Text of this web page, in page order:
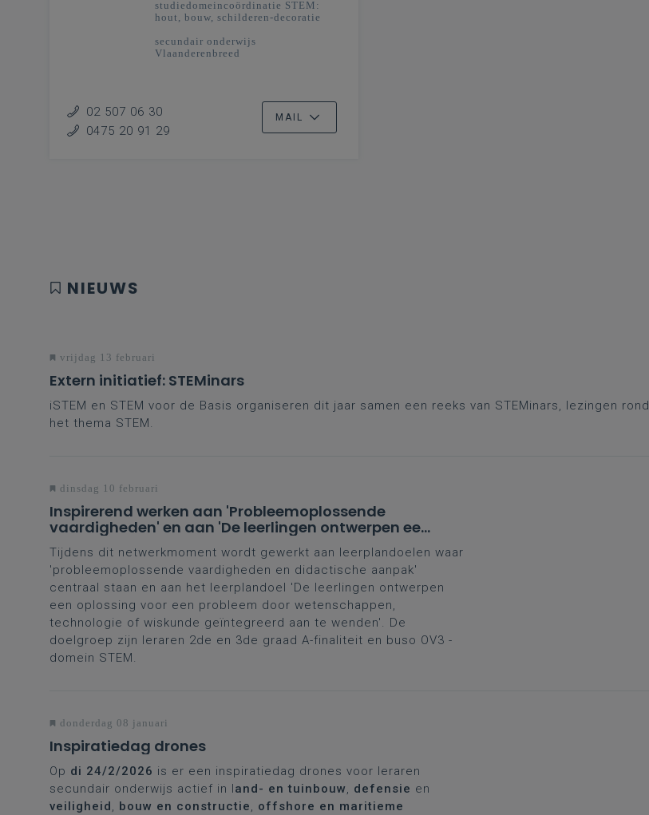
studiedomeincoördinatie STEM:
hout, bouw, schilderen-decoratie
secundair onderwijs
Vlaanderenbreed
02 507 06 30
0475 20 91 29
MAIL
NIEUWS
vrijdag 13 februari
Extern initiatief: STEMinars
iSTEM en STEM voor de Basis organiseren dit jaar samen een reeks van STEMinars, lezingen rond
het thema STEM.
dinsdag 10 februari
Inspirerend werken aan 'Probleemoplossende
vaardigheden' en aan 'De leerlingen ontwerpen een
oplossing voor een probleem of uitdaging'
Tijdens dit netwerkmoment wordt gewerkt aan leerplandoelen waar
'probleemoplossende vaardigheden en didactische aanpak'
centraal staan en aan het leerplandoel 'De leerlingen ontwerpen
een oplossing voor een probleem door wetenschappen,
technologie of wiskunde geïntegreerd aan te wenden'. De
doelgroep zijn leraren 2de en 3de graad A-finaliteit en buso OV3 -
domein STEM.
donderdag 08 januari
Inspiratiedag drones
Op di 24/2/2026 is er een inspiratiedag drones voor leraren
secundair onderwijs actief in land- en tuinbouw defensie en
veiligheid
bouw en constructie
offshore en maritieme